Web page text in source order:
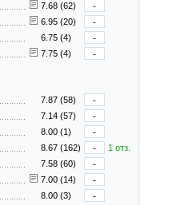
7.68 (62)
-
6.95 (20)
-
6.75 (4)
-
7.75 (4)
-
7.87 (58)
-
7.14 (57)
-
8.00 (1)
-
8.67 (162) -
1 отз.
7.58 (60)
-
7.00 (14)
-
8.00 (3)
-